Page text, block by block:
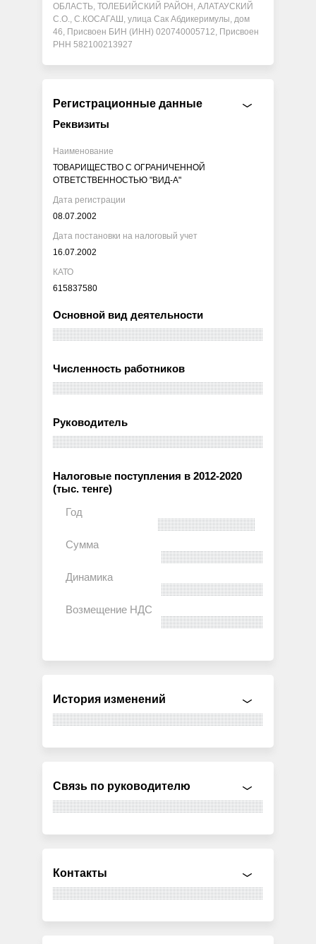
ОБЛАСТЬ, ТОЛЕБИЙСКИЙ РАЙОН, АЛАТАУСКИЙ
С.О., С.КОСАГАШ, улица Сак Абдикеримулы, дом
46, Присвоен БИН (ИНН) 020740005712, Присвоен
РНН 582100213927
Регистрационные данные
Реквизиты
Наименование
ТОВАРИЩЕСТВО С ОГРАНИЧЕННОЙ
ОТВЕТСТВЕННОСТЬЮ "ВИД-А"
Дата регистрации
08.07.2002
Дата постановки на налоговый учет
16.07.2002
КАТО
615837580
Основной вид деятельности
Численность работников
Руководитель
Налоговые поступления в 2012-2020
(тыс. тенге)
История изменений
Связь по руководителю
Контакты